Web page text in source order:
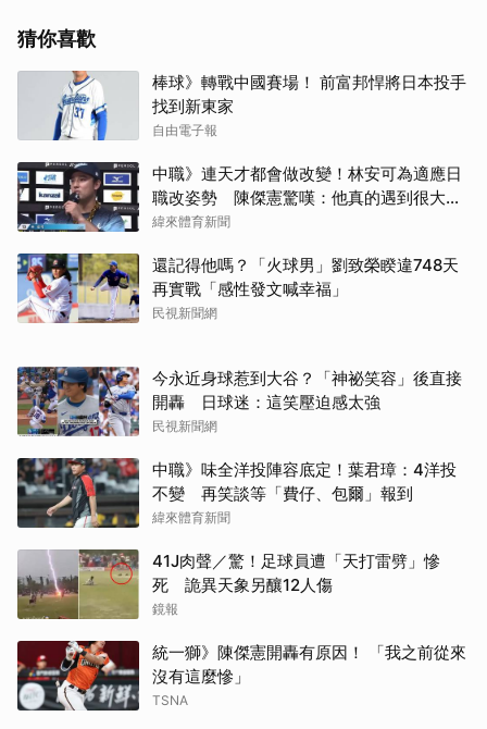
猜你喜歡
棒球》轉戰中國賽場！ 前富邦悍將日本投手
找到新東家
自由電子報
中職》連天才都會做改變！林安可為適應日
職改姿勢 陳傑憲驚嘆：他真的遇到很大挫
折
緯來體育新聞
還記得他嗎？「火球男」劉致榮睽違748天
再實戰「感性發文喊幸福」
民視新聞網
今永近身球惹到大谷？「神祕笑容」後直接
開轟 日球迷：這笑壓迫感太強
民視新聞網
中職》味全洋投陣容底定！葉君璋：4洋投
不變 再笑談等「費仔、包爾」報到
緯來體育新聞
41J肉聲／驚！足球員遭「天打雷劈」慘
死 詭異天象另釀12人傷
鏡報
統一獅》陳傑憲開轟有原因！ 「我之前從來
沒有這麼慘」
TSNA
取消